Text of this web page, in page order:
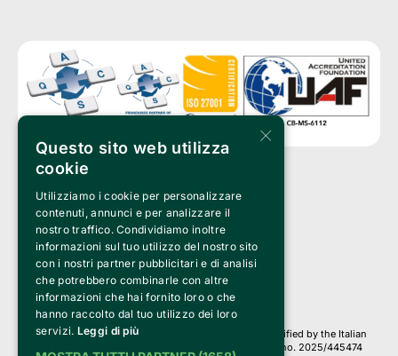
Clappit is a trademark of:
Bemils Srl
a Socio Unico
Via Fosse Ardeatine, 4 -20092 Cinisello Balsamo (MI)
PI 05589050961
Iscr. C.C.I.A.A. Milano R.E.A. 1833471
© 2010-2025 Bemils Srl - All rights reserved
Credits:
Clappit is based on the Belive 6.2 ticketing platform, certified by the Italian
Revenue Agency (Agenzia delle Entrate) under protocol no. 2025/445474
×
Questo sito web utilizza
cookie
Utilizziamo i cookie per personalizzare
contenuti, annunci e per analizzare il
nostro traffico. Condividiamo inoltre
informazioni sul tuo utilizzo del nostro sito
con i nostri partner pubblicitari e di analisi
che potrebbero combinarle con altre
informazioni che hai fornito loro o che
hanno raccolto dal tuo utilizzo dei loro
servizi. Leggi di più